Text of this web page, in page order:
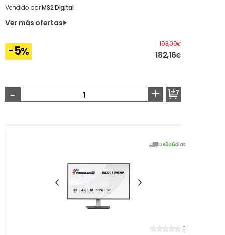
Vendido porMS2 Digital
Ver más ofertas
-5%
193,09€Antes
182,16€
- +
De3a6días
0